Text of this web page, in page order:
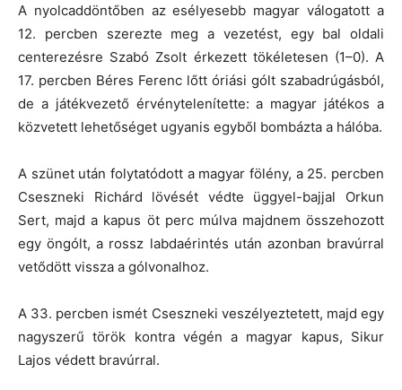
A nyolcaddöntőben az esélyesebb magyar válogatott a
12. percben szerezte meg a vezetést, egy bal oldali
centerezésre Szabó Zsolt érkezett tökéletesen (1–0). A
17. percben Béres Ferenc lőtt óriási gólt szabadrúgásból,
de a játékvezető érvénytelenítette: a magyar játékos a
közvetett lehetőséget ugyanis egyből bombázta a hálóba.
A szünet után folytatódott a magyar fölény, a 25. percben
Cseszneki Richárd lövését védte üggyel-bajjal Orkun
Sert, majd a kapus öt perc múlva majdnem összehozott
egy öngólt, a rossz labdaérintés után azonban bravúrral
vetődött vissza a gólvonalhoz.
A 33. percben ismét Cseszneki veszélyeztetett, majd egy
nagyszerű török kontra végén a magyar kapus, Sikur
Lajos védett bravúrral.